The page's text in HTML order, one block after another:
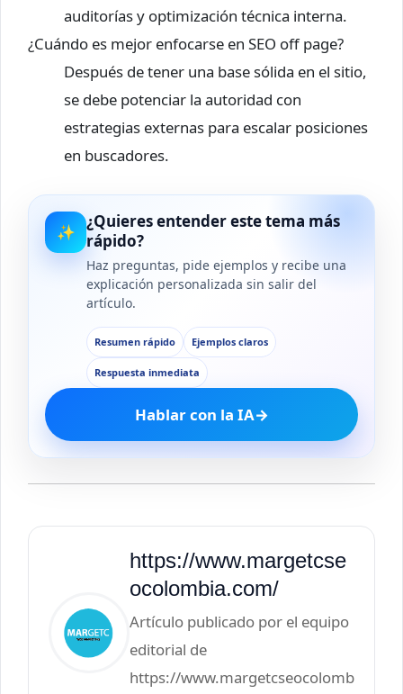
auditorías y optimización técnica interna.
¿Cuándo es mejor enfocarse en SEO off page?
Después de tener una base sólida en el sitio,
se debe potenciar la autoridad con
estrategias externas para escalar posiciones
en buscadores.
✨
¿Quieres entender este tema más
rápido?
Haz preguntas, pide ejemplos y recibe una
explicación personalizada sin salir del
artículo.
Resumen rápido Ejemplos claros
Respuesta inmediata
Hablar con la IA→
https://www.margetcse
ocolombia.com/
Artículo publicado por el equipo
editorial de
https://www.margetcseocolomb